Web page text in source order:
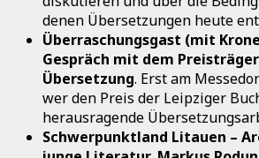
denen Übersetzungen heute
Überraschungsgast (mit
Gespräch mit dem
Übersetzung. Erst am
wer den Preis der Leipziger
herausragende
Schwerpunktland Litauen –